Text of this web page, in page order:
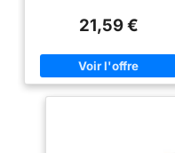
décor d'œufs réaliste qui
modèles d'affichage des
aliments et rend les œufs de
cuisine de jeu plus attrayants
21,59 €